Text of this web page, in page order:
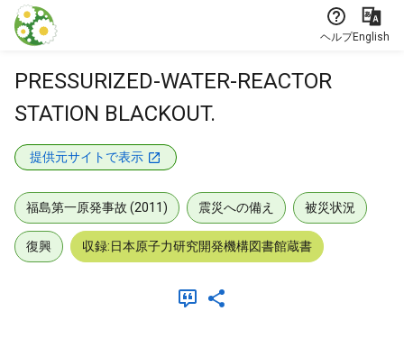
本文に飛ぶ
ヘルプEnglish
PRESSURIZED-WATER-REACTOR
STATION BLACKOUT.
提供元サイトで表示
福島第一原発事故 (2011) 震災への備え 被災状況
復興 収録:日本原子力研究開発機構図書館蔵書